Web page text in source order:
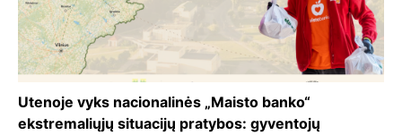
Utenoje vyks nacionalinės „Maisto banko“
ekstremaliųjų situacijų pratybos: gyventojų